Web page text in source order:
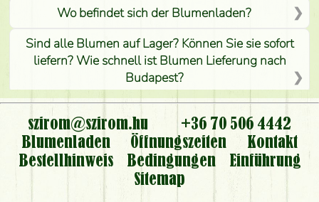
Wo befindet sich der Blumenladen?
Sind alle Blumen auf Lager? Können Sie sie sofort
liefern? Wie schnell ist Blumen Lieferung nach
Budapest?
Ist der Blumenladen non stop geöffnet?
Kann ich den bestellten Blumenstrauß persönlich
nehmen oder nur per Blumenversand?
Ist eine Bestellung für ländliche Gebiete möglich?
szirom@szirom.hu
+36 70 506 4442
Blumenladen
Öffnungszeiten
Kontakt
Bestellhinweis
Bedingungen
Einführung
Sitemap